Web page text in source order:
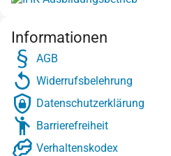
Informationen
AGB
Widerrufsbelehrung
Datenschutzerklärung
Barrierefreiheit
Verhaltenskodex